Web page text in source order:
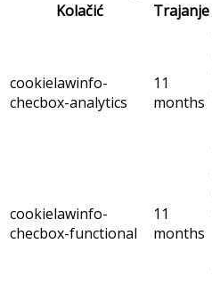
Kolačić
Trajanje
cookielawinfo-
checbox-analytics
11
months
cookielawinfo-
checbox-functional
11
months